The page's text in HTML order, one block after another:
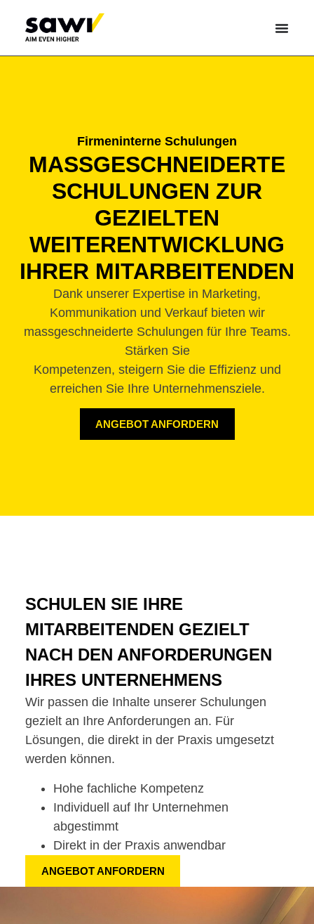
Firmeninterne Schulungen
MASSGESCHNEIDERTE
SCHULUNGEN ZUR
GEZIELTEN
WEITERENTWICKLUNG
IHRER MITARBEITENDEN
Dank unserer Expertise in Marketing,
Kommunikation und Verkauf bieten wir
massgeschneiderte Schulungen für Ihre Teams.
Stärken Sie
Kompetenzen, steigern Sie die Effizienz und
erreichen Sie Ihre Unternehmensziele.
ANGEBOT ANFORDERN
SCHULEN SIE IHRE
MITARBEITENDEN GEZIELT
NACH DEN ANFORDERUNGEN
IHRES UNTERNEHMENS
Wir passen die Inhalte unserer Schulungen
gezielt an Ihre Anforderungen an. Für
Lösungen, die direkt in der Praxis umgesetzt
werden können.
Hohe fachliche Kompetenz
Individuell auf Ihr Unternehmen
abgestimmt
Direkt in der Praxis anwendbar
ANGEBOT ANFORDERN